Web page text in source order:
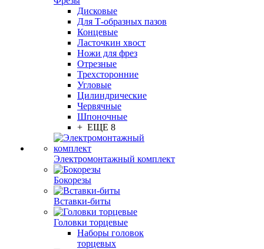
Дисковые
Для Т-образных пазов
Концевые
Ласточкин хвост
Ножи для фрез
Отрезные
Трехсторонние
Угловые
Цилиндрические
Червячные
Шпоночные
+ ЕЩЕ 8
Электромонтажный комплект
Бокорезы
Вставки-биты
Головки торцевые
Наборы головок
торцевых